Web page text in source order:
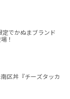
でかぬまブランド
！
区丼『チーズタッカ